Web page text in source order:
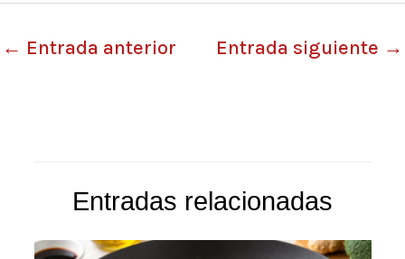
← Entrada anterior Entrada siguiente →
Entradas relacionadas